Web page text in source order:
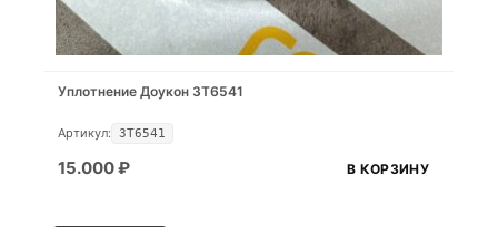
Уплотнение Доукон 3T6541
Артикул: 3T6541
15.000₽ В КОРЗИНУ